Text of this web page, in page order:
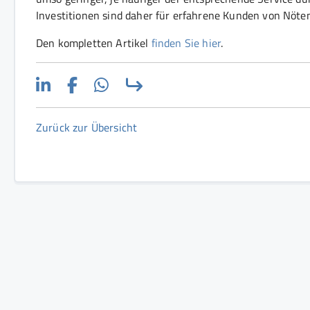
Investitionen sind daher für erfahrene Kunden von
Den kompletten Artikel finden Sie hier.
Zurück zur Übersicht